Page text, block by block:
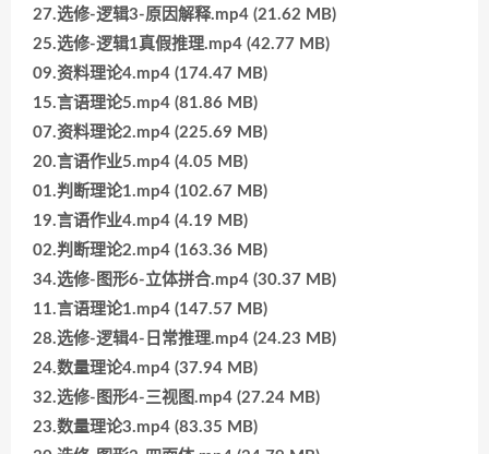
27.选修-逻辑3-原因解释.mp4 (21.62 MB)
25.选修-逻辑1真假推理.mp4 (42.77 MB)
09.资料理论4.mp4 (174.47 MB)
15.言语理论5.mp4 (81.86 MB)
07.资料理论2.mp4 (225.69 MB)
20.言语作业5.mp4 (4.05 MB)
01.判断理论1.mp4 (102.67 MB)
19.言语作业4.mp4 (4.19 MB)
02.判断理论2.mp4 (163.36 MB)
34.选修-图形6-立体拼合.mp4 (30.37 MB)
11.言语理论1.mp4 (147.57 MB)
28.选修-逻辑4-日常推理.mp4 (24.23 MB)
24.数量理论4.mp4 (37.94 MB)
32.选修-图形4-三视图.mp4 (27.24 MB)
23.数量理论3.mp4 (83.35 MB)